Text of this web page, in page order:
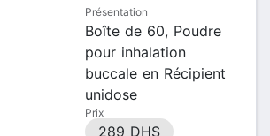
Présentation
Boîte de 60, Poudre
pour inhalation
buccale en Récipient
unidose
Prix
289 DHS